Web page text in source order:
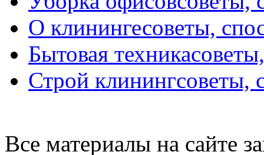
О клинингесоветы,
Бытовая техника
Строй клинингсоветы,
Все материалы на сайте